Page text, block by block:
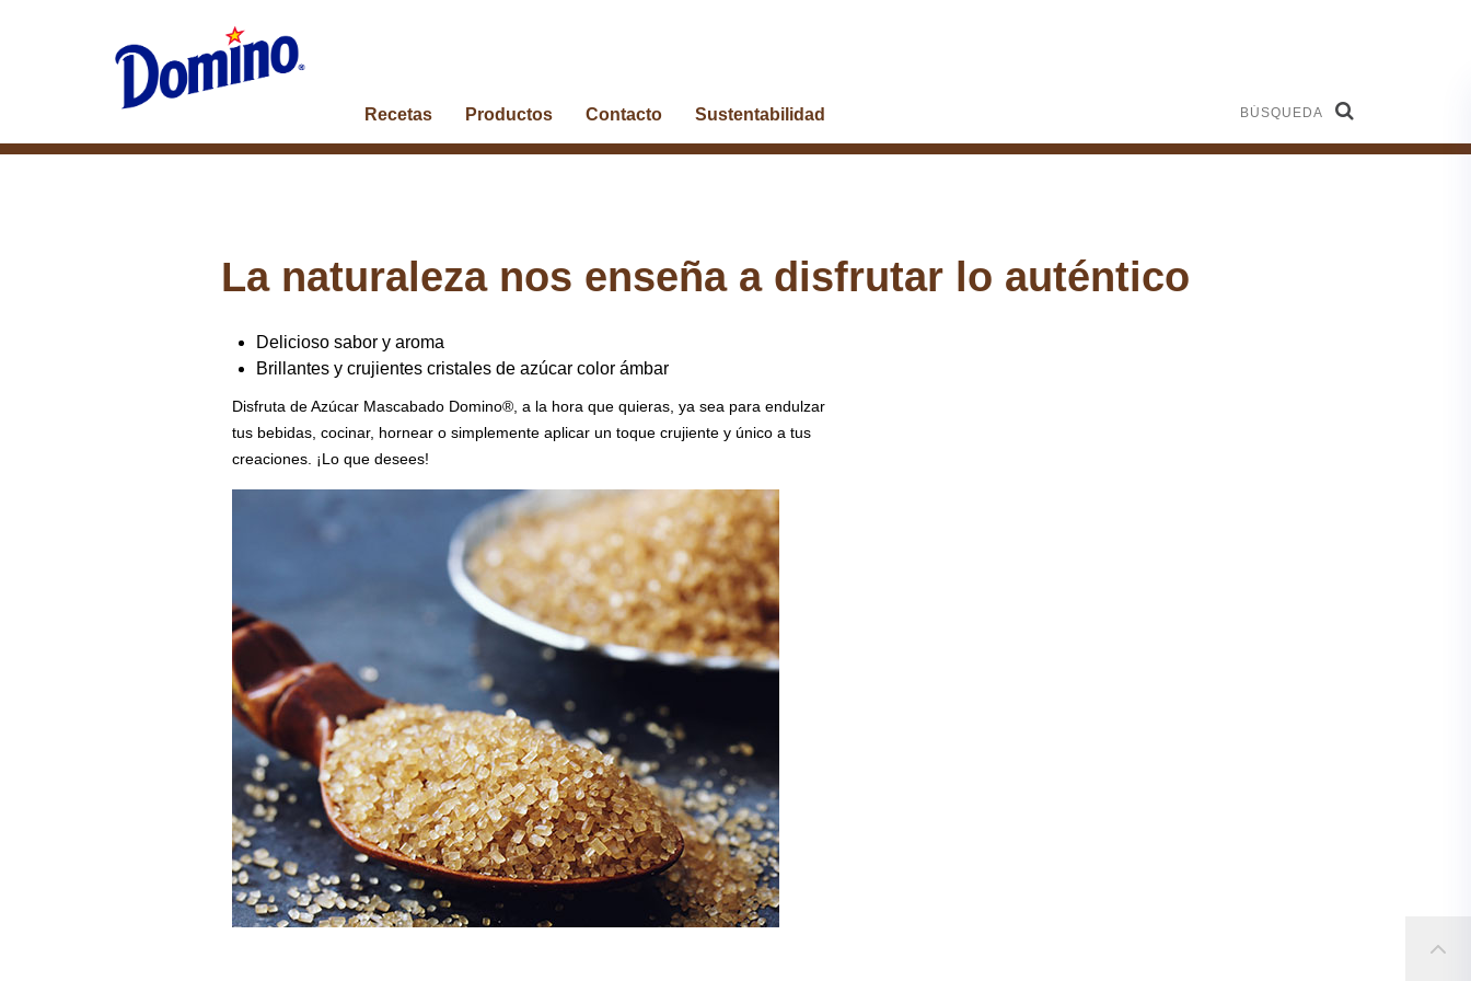
Recetas Productos Contacto Sustentabilidad
Búsqueda
La naturaleza nos enseña a disfrutar lo auténtico
Delicioso sabor y aroma
Brillantes y crujientes cristales de azúcar color ámbar
Disfruta de Azúcar Mascabado Domino®, a la hora que quieras, ya sea para endulzar
tus bebidas, cocinar, hornear o simplemente aplicar un toque crujiente y único a tus
creaciones. ¡Lo que desees!